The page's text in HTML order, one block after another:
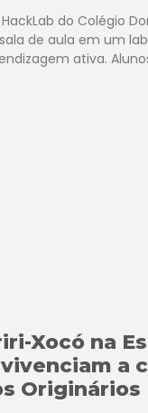
HackLab do Colégio
de aula em um
ativa.
Xocó na
a
Originários